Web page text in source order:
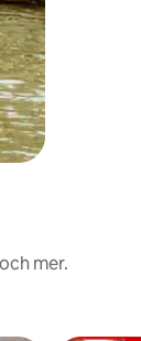
mer.